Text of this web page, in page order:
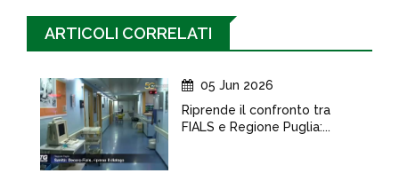
ARTICOLI CORRELATI
05 Jun 2026
Riprende il confronto tra
FIALS e Regione Puglia:...